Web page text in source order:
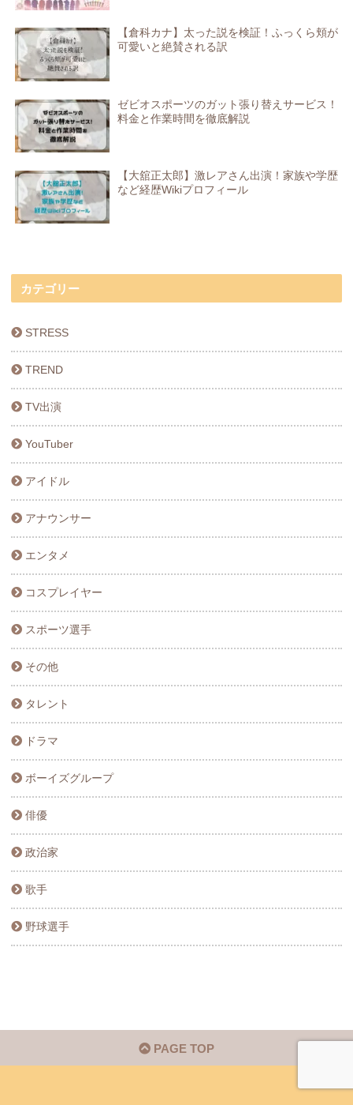
【倉科カナ】太った説を検証！ふっくら頬が
可愛いと絶賛される訳
ゼビオスポーツのガット張り替えサービス！
料金と作業時間を徹底解説
【大舘正太郎】激レアさん出演！家族や学歴
など経歴Wikiプロフィール
カテゴリー
STRESS
TREND
TV出演
YouTuber
アイドル
アナウンサー
エンタメ
コスプレイヤー
スポーツ選手
その他
タレント
ドラマ
ボーイズグループ
俳優
政治家
歌手
野球選手
PAGE TOP